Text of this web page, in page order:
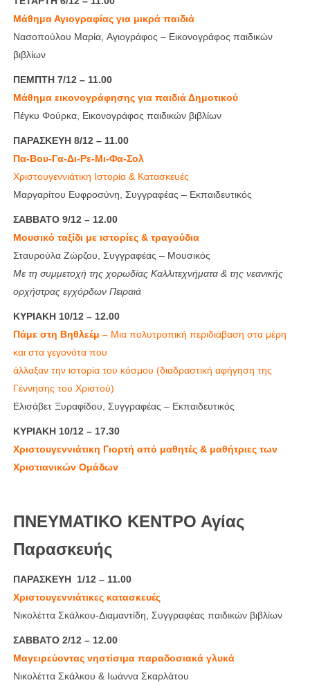
Μάθημα Αγιογραφίας για μικρά παιδιά
Νασοπούλου Μαρία, Αγιογράφος – Εικονογράφος παιδικών
βιβλίων
ΠΕΜΠΤΗ 7/12 – 11.00
Μάθημα εικονογράφησης για παιδιά Δημοτικού
Πέγκυ Φούρκα, Εικονογράφος παιδικών βιβλίων
ΠΑΡΑΣΚΕΥΗ 8/12 – 11.00
Πα-Βου-Γα-Δι-Ρε-Μι-Φα-Σολ
Χριστουγεννιάτικη Ιστορία & Κατασκευές
Μαργαρίτου Ευφροσύνη, Συγγραφέας – Εκπαιδευτικός
ΣΑΒΒΑΤΟ 9/12 – 12.00
Μουσικό ταξίδι με ιστορίες & τραγούδια
Σταυρούλα Ζώρζου, Συγγραφέας – Μουσικός
Με τη συμμετοχή της χορωδίας Καλλιτεχνήματα & της νεανικής
ορχήστρας εγχόρδων Πειραιά
ΚΥΡΙΑΚΗ 10/12 – 12.00
Πάμε στη Βηθλεέμ – Μια πολυτροπική περιδιάβαση στα μέρη
και στα γεγονότα που
άλλαξαν την ιστορία του κόσμου (διαδραστική αφήγηση της
Γέννησης του Χριστού)
Ελισάβετ Ξυραφίδου, Συγγραφέας – Εκπαιδευτικός
ΚΥΡΙΑΚΗ 10/12 – 17.30
Χριστουγεννιάτικη Γιορτή από μαθητές & μαθήτριες των
Χριστιανικών Ομάδων
ΠΝΕΥΜΑΤΙΚΟ ΚΕΝΤΡΟ Αγίας
Παρασκευής
ΠΑΡΑΣΚΕΥΗ 1/12 – 11.00
Χριστουγεννιάτικες κατασκευές
Νικολέττα Σκάλκου-Διαμαντίδη, Συγγραφέας παιδικών βιβλίων
ΣΑΒΒΑΤΟ 2/12 – 12.00
Μαγειρεύοντας νηστίσιμα παραδοσιακά γλυκά
Νικολέττα Σκάλκου & Ιωάννα Σκαρλάτου